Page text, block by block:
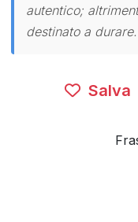
autentico;
destinato a durare.
Salva